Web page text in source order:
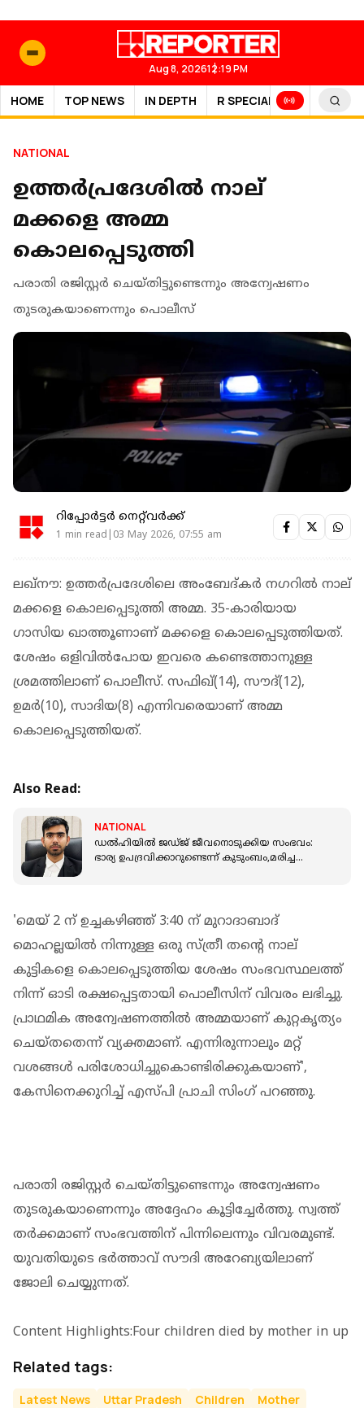
Aug 8, 202612:19 PM
HOME TOP NEWS IN DEPTH R SPECIAL SPORTS
NATIONAL
ഉത്തര്‍പ്രദേശില്‍ നാല്
മക്കളെ അമ്മ
കൊലപ്പെടുത്തി
പരാതി രജിസ്റ്റര്‍ ചെയ്തിട്ടുണ്ടെന്നും അന്വേഷണം
തുടരുകയാണെന്നും പൊലീസ്
റിപ്പോർട്ടർ നെറ്റ്‌വര്‍ക്ക്‌
1 min read|03 May 2026, 07:55 am
ലഖ്‌നൗ: ഉത്തര്‍പ്രദേശിലെ അംബേദ്കര്‍ നഗറില്‍ നാല്
മക്കളെ കൊലപ്പെടുത്തി അമ്മ. 35-കാരിയായ
ഗാസിയ ഖാത്തൂണാണ് മക്കളെ കൊലപ്പെടുത്തിയത്.
ശേഷം ഒളിവില്‍പോയ ഇവരെ കണ്ടെത്താനുള്ള
ശ്രമത്തിലാണ് പൊലീസ്. സഫിഖ്(14), സൗദ്(12),
ഉമര്‍(10), സാദിയ(8) എന്നിവരെയാണ് അമ്മ
കൊലപ്പെടുത്തിയത്.
Also Read:
NATIONAL
ഡൽഹിയിൽ ജഡ്ജ് ജീവനൊടുക്കിയ സംഭവം:
ഭാര്യ ഉപദ്രവിക്കാറുണ്ടെന്ന് കുടുംബം,മരിച്ച
'മെയ് 2 ന് ഉച്ചകഴിഞ്ഞ് 3:40 ന് മുറാദാബാദ്
മൊഹല്ലയില്‍ നിന്നുള്ള ഒരു സ്ത്രീ തന്റെ നാല്
കുട്ടികളെ കൊലപ്പെടുത്തിയ ശേഷം സംഭവസ്ഥലത്ത്
നിന്ന് ഓടി രക്ഷപ്പെട്ടതായി പൊലീസിന് വിവരം ലഭിച്ചു.
പ്രാഥമിക അന്വേഷണത്തില്‍ അമ്മയാണ് കുറ്റകൃത്യം
ചെയ്തതെന്ന് വ്യക്തമാണ്. എന്നിരുന്നാലും മറ്റ്
വശങ്ങള്‍ പരിശോധിച്ചുകൊണ്ടിരിക്കുകയാണ്',
കേസിനെക്കുറിച്ച് എസ്പി പ്രാചി സിംഗ് പറഞ്ഞു.
പരാതി രജിസ്റ്റര്‍ ചെയ്തിട്ടുണ്ടെന്നും അന്വേഷണം
തുടരുകയാണെന്നും അദ്ദേഹം കൂട്ടിച്ചേര്‍ത്തു. സ്വത്ത്
തര്‍ക്കമാണ് സംഭവത്തിന് പിന്നിലെന്നും വിവരമുണ്ട്.
യുവതിയുടെ ഭര്‍ത്താവ് സൗദി അറേബ്യയിലാണ്
ജോലി ചെയ്യുന്നത്.
Content Highlights:Four children died by mother in up
Related tags:
Latest News Uttar Pradesh Children Mother